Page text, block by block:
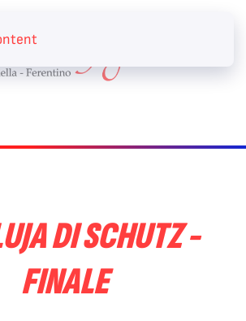
DI SCHUTZ -
FINALE